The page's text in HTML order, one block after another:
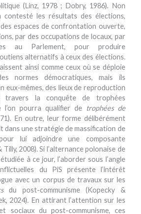
(Linz, 1978 ; Dobry, 1986). Non
contesté les résultats des élections,
espaces de confrontation ouverte,
par des occupations de locaux, par
au Parlement, pour produire
alternatifs à ceux des élections.
ainsi comme ceux où se déploie
normes démocratiques, mais ils
eux-mêmes, des lieux de reproduction
travers la conquête de trophées
l’on pourra qualifier de trophées de
En outre, leur forme délibérément
dans une stratégie de massification de
lui adjoindre une composante
2008). Si l’alternance polonaise de
à ce jour, l’aborder sous l’angle
du PiS présente l’intérêt
avec un corpus de travaux sur les
du post-communisme (Kopecky &
2024). En attirant l’attention sur les
sociaux du post-communisme, ces